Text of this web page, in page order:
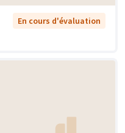
En cours d'évaluation